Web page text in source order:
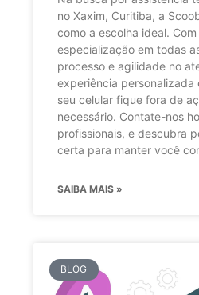
no Xaxim, Curitiba, a
como a escolha ideal.
especialização em todas
processo e agilidade no
experiência
seu celular fique fora de
necessário. Contate-nos
profissionais, e descubra
certa para manter você
SAIBA MAIS »
BLOG